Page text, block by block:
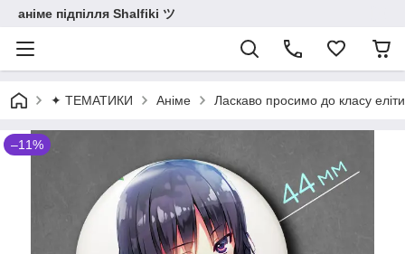
аніме підпілля Shalfiki ツ
✦ ТЕМАТИКИ Аніме Ласкаво просимо до класу еліти
–11%